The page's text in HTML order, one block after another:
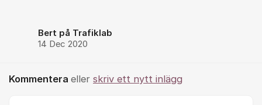
Bert på Trafiklab
14 Dec 2020
Kommentera eller skriv ett nytt inlägg